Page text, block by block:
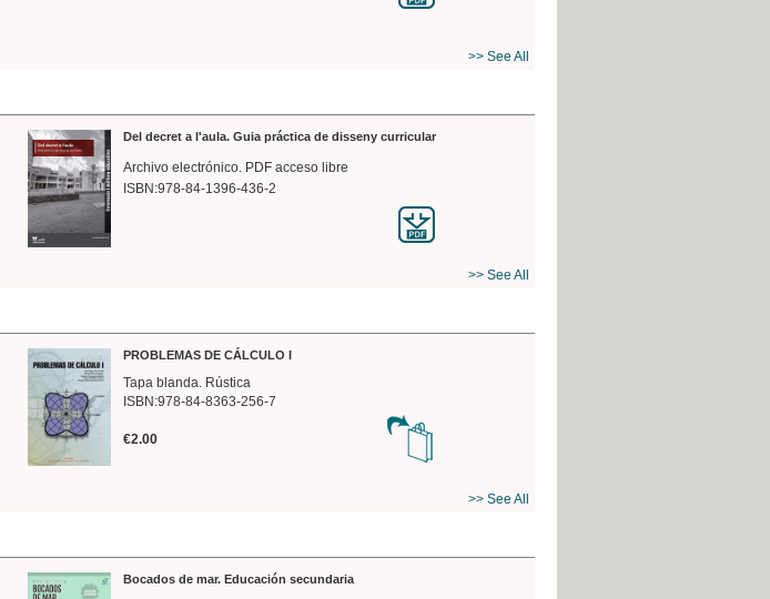
>> See All
Del decret a l'aula. Guia práctica de disseny curricular
Archivo electrónico. PDF acceso libre
ISBN:978-84-1396-436-2
>> See All
PROBLEMAS DE CÁLCULO I
Tapa blanda. Rústica
ISBN:978-84-8363-256-7
€2.00
>> See All
Bocados de mar. Educación secundaria